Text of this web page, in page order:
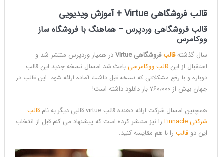
قالب فروشگاهی Virtue + آموزش ویدیویی
قالب فروشگاهی وردپرس– هماهنگ با فروشگاه ساز
ووکامرس
سال گذشتهقالبفروشگاهی Virtue
در همیار وردپرس منتشر شد و
استقبال از این قالب ووکامرسیباعث شد.امسال نسخه جدید این قالب
دوباره و با رفع مشکلاتی که نسخه قبل داشت آماده ارائه شود. این قالب در
جهان بیش از ۷۶۰٫۰۰۰ بار دانلود داشته است!
همچنین امسال شرکت ارائه دهنده قالب virtue قالبی دیگر به نام
قالب
شرکتی Pinnacle
را نیز منتشر کرده است که پیشنهاد می کنم قبل از انتخاب
این دو قالب را با هم مقایسه کنید.